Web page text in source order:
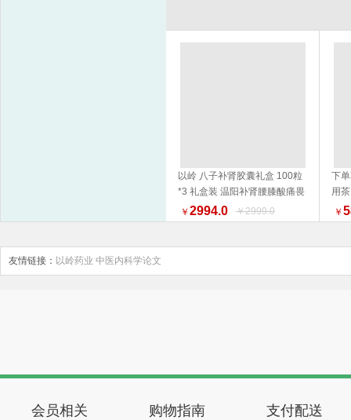
以岭 八子补肾胶囊礼盒 100粒
*3 礼盒装 温阳补肾腰膝酸痛畏
寒 新旧包装随机发货
￥ 2994.0 ￥2999.0
下
用
￥
友情链接： 以岭药业 中医内科学论文
会员相关 购物指南 支付配送